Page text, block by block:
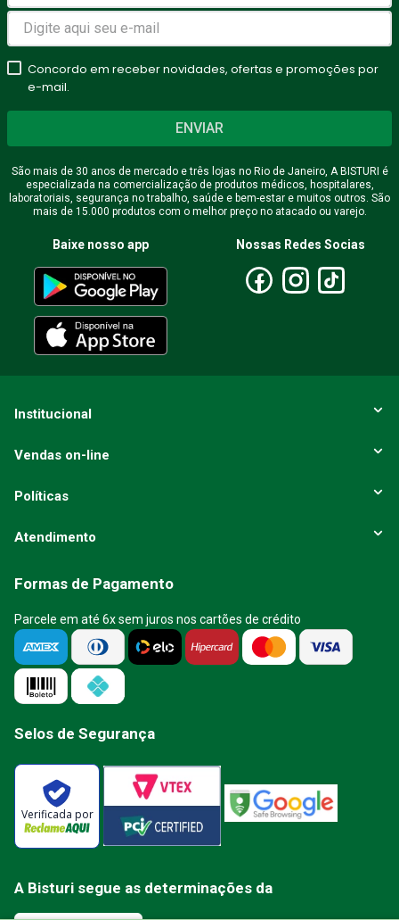
Concordo em receber novidades, ofertas e promoções por
e-mail.
ENVIAR
São mais de 30 anos de mercado e três lojas no Rio de Janeiro, A BISTURI é
especializada na comercialização de produtos médicos, hospitalares,
laboratoriais, segurança no trabalho, saúde e bem-estar e muitos outros. São
mais de 15.000 produtos com o melhor preço no atacado ou varejo.
Baixe nosso app Nossas Redes Socias
Institucional
Vendas on-line
Políticas
Atendimento
Formas de Pagamento
Parcele em até 6x sem juros nos cartões de crédito
Selos de Segurança
Verificada por
A Bisturi segue as determinações da